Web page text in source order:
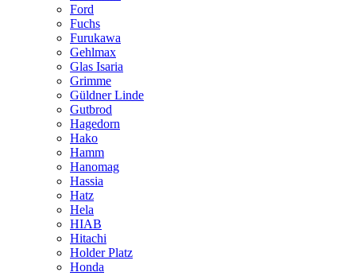
Ford
Fuchs
Furukawa
Gehlmax
Glas Isaria
Grimme
Güldner Linde
Gutbrod
Hagedorn
Hako
Hamm
Hanomag
Hassia
Hatz
Hela
HIAB
Hitachi
Holder Platz
Honda